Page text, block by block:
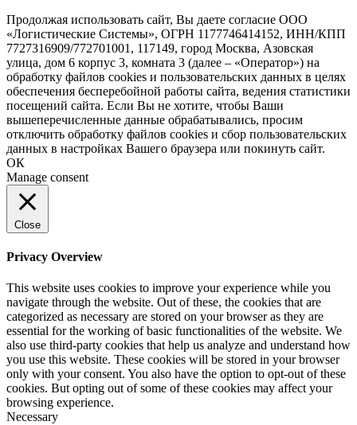
Продолжая использовать сайт, Вы даете согласие ООО
«Логистические Системы», ОГРН 1177746414152, ИНН/КПП
7727316909/772701001, 117149, город Москва, Азовская
улица, дом 6 корпус 3, комната 3 (далее – «Оператор») на
обработку файлов cookies и пользовательских данных в целях
обеспечения бесперебойной работы сайта, ведения статистики
посещений сайта. Если Вы не хотите, чтобы Ваши
вышеперечисленные данные обрабатывались, просим
отключить обработку файлов cookies и сбор пользовательских
данных в настройках Вашего браузера или покинуть сайт.
ОК
Manage consent
Close
Privacy Overview
This website uses cookies to improve your experience while you
navigate through the website. Out of these, the cookies that are
categorized as necessary are stored on your browser as they are
essential for the working of basic functionalities of the website. We
also use third-party cookies that help us analyze and understand how
you use this website. These cookies will be stored in your browser
only with your consent. You also have the option to opt-out of these
cookies. But opting out of some of these cookies may affect your
browsing experience.
Necessary